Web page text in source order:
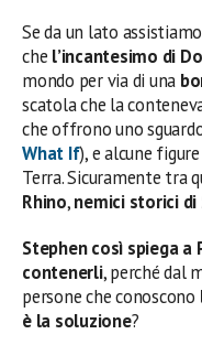
Se da un lato
che l’incantesimo di
mondo per via di una
scatola che la
che offrono uno
What If), e alcune
Terra. Sicuramente tra
Rhino,nemici storici di
Stephen così spiega a
contenerli, perché dal
persone che conoscono
è la soluzione?